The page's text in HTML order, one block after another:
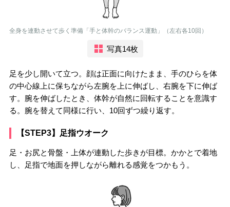
全身を連動させて歩く準備「手と体幹のバランス運動」（左右各10回）
写真14枚
足を少し開いて立つ。顔は正面に向けたまま、手のひらを体
の中心線上に保ちながら左腕を上に伸ばし、右腕を下に伸ば
す。腕を伸ばしたとき、体幹が自然に回転することを意識す
る。腕を替えて同様に行い、10回ずつ繰り返す。
【STEP3】足指ウオーク
足・お尻と骨盤・上体が連動した歩きが目標。かかとで着地
し、足指で地面を押しながら離れる感覚をつかもう。